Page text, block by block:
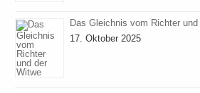
Das Gleichnis vom Richter
17. Oktober 2025